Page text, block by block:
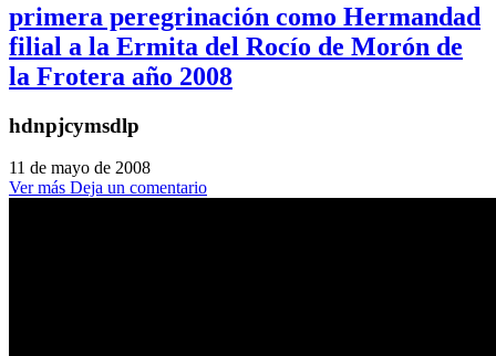
primera peregrinación como Hermandad
filial a la Ermita del Rocío de Morón de
la Frotera año 2008
hdnpjcymsdlp
11 de mayo de 2008
Ver más Deja un comentario